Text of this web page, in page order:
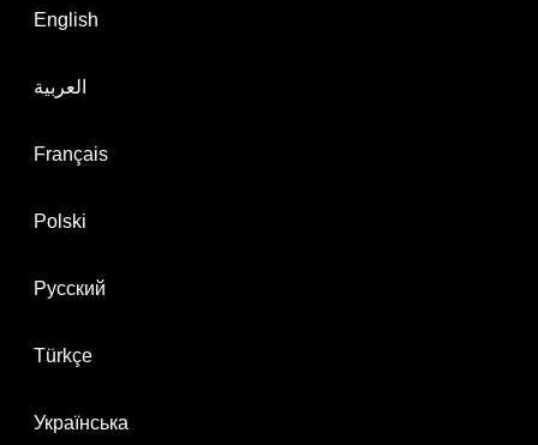
English
العربية
Français
Polski
Русский
Türkçe
Українська